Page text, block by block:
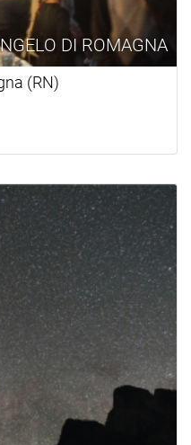
DI ROMAGNA
(RN)